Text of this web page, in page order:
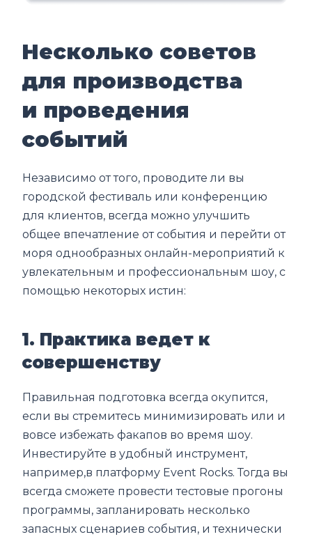
Несколько советов
для производства
и проведения
событий
Независимо от того, проводите ли вы
городской фестиваль или конференцию
для клиентов, всегда можно улучшить
общее впечатление от события и перейти от
моря однообразных онлайн-мероприятий к
увлекательным и профессиональным шоу, с
помощью некоторых истин:
1. Практика ведет к
совершенству
Правильная подготовка всегда окупится,
если вы стремитесь минимизировать или и
вовсе избежать факапов во время шоу.
Инвестируйте в удобный инструмент,
например,в платформу Event Rocks. Тогда вы
всегда сможете провести тестовые прогоны
программы, запланировать несколько
запасных сценариев события, и технически